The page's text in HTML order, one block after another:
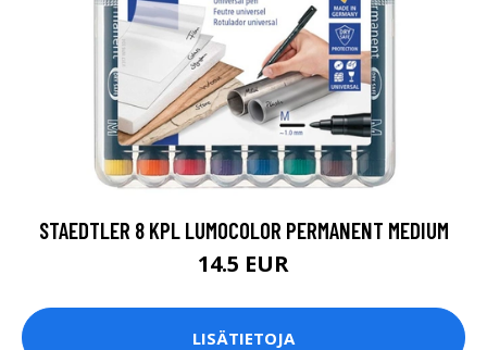
STAEDTLER 8 KPL LUMOCOLOR PERMANENT MEDIUM
14.5 EUR
LISÄTIETOJA